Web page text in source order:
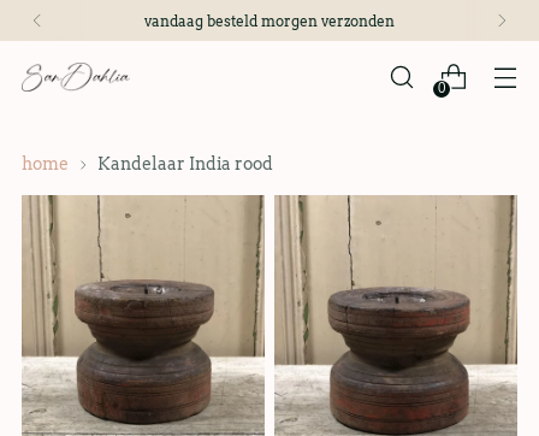
vandaag besteld morgen verzonden
0
home Kandelaar India rood